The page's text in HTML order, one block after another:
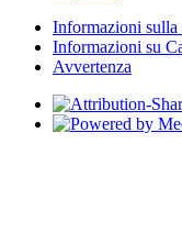
Informazioni
Informazioni su
Avvertenza